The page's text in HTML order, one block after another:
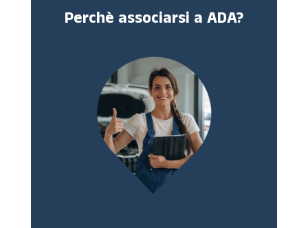
Perchè associarsi a ADA?